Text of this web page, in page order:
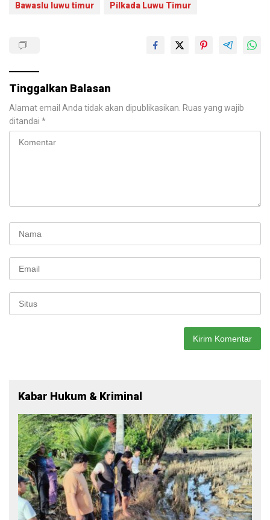
Bawaslu luwu timur Pilkada Luwu Timur
Tinggalkan Balasan
Alamat email Anda tidak akan dipublikasikan. Ruas yang wajib
ditandai *
Kabar Hukum & Kriminal